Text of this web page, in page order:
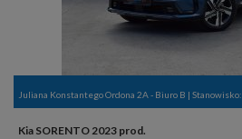
Juliana Konstantego Ordona 2A - Biuro B | Stanowisko:
Kia SORENTO 2023 prod.